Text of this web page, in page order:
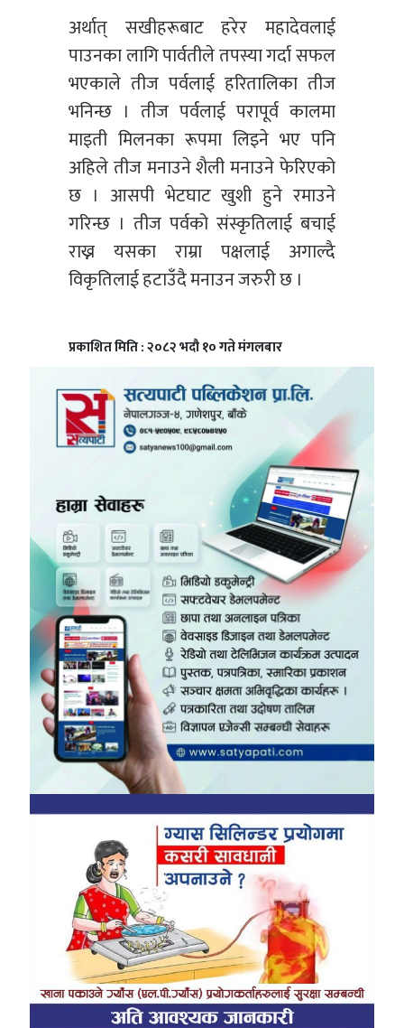
अर्थात् सखीहरूबाट हरेर महादेवलाई
पाउनका लागि पार्वतीले तपस्या गर्दा सफल
भएकाले तीज पर्वलाई हरितालिका तीज
भनिन्छ । तीज पर्वलाई परापूर्व कालमा
माइती मिलनका रूपमा लिइने भए पनि
अहिले तीज मनाउने शैली मनाउने फेरिएको
छ । आसपी भेटघाट खुशी हुने रमाउने
गरिन्छ । तीज पर्वको संस्कृतिलाई बचाई
राख्न यसका राम्रा पक्षलाई अगाल्दै
विकृतिलाई हटाउँदै मनाउन जरुरी छ ।
प्रकाशित मिति : २०८२ भदौ १० गते मंगलबार